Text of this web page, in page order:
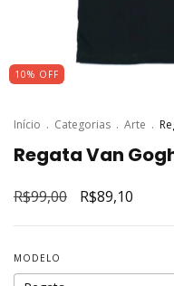
10% OFF
Início . Categorias . Arte .
Regata Van
R$99,00 R$89,10
MODELO